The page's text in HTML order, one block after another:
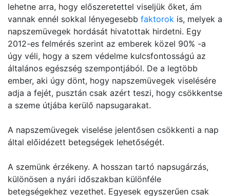
lehetne arra, hogy előszeretettel viseljük őket, ám
vannak ennél sokkal lényegesebb faktorok is, melyek a
napszemüvegek hordását hivatottak hirdetni. Egy
2012-es felmérés szerint az emberek közel 90% -a
úgy véli, hogy a szem védelme kulcsfontosságú az
általános egészség szempontjából. De a legtöbb
ember, aki úgy dönt, hogy napszemüvegek viselésére
adja a fejét, pusztán csak azért teszi, hogy csökkentse
a szeme útjába kerülő napsugarakat.
A napszemüvegek viselése jelentősen csökkenti a nap
által előidézett betegségek lehetőségét.
A szemünk érzékeny. A hosszan tartó napsugárzás,
különösen a nyári időszakban különféle
betegségekhez vezethet. Egyesek egyszerűen csak